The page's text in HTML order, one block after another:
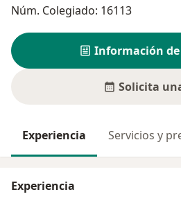
Núm. Colegiado: 16113
Información
Solicita
Experiencia Servicios y
Experiencia